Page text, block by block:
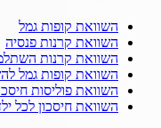
השוואת קופות גמל
השוואת קרנות פנסיה
השוואת קרנות
השוואת קופות גמל
השוואת פוליסות
השוואת חיסכון לכל